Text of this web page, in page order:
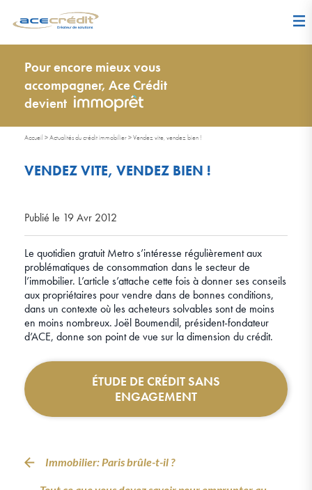
Pour encore mieux vous
accompagner, Ace Crédit
devient
Accueil >Actualités du crédit immobilier>Vendez vite, vendez bien !
VENDEZ VITE, VENDEZ BIEN !
Publié le 19 Avr 2012
Le quotidien gratuit Metro s’intéresse régulièrement aux
problématiques de consommation dans le secteur de
l’immobilier. L’article s’attache cette fois à donner ses conseils
aux propriétaires pour vendre dans de bonnes conditions,
dans un contexte où les acheteurs solvables sont de moins
en moins nombreux. Joël Boumendil, président-fondateur
d’ACE, donne son point de vue sur la dimension du crédit.
ÉTUDE DE CRÉDIT SANS
ENGAGEMENT
Immobilier: Paris brûle-t-il ?